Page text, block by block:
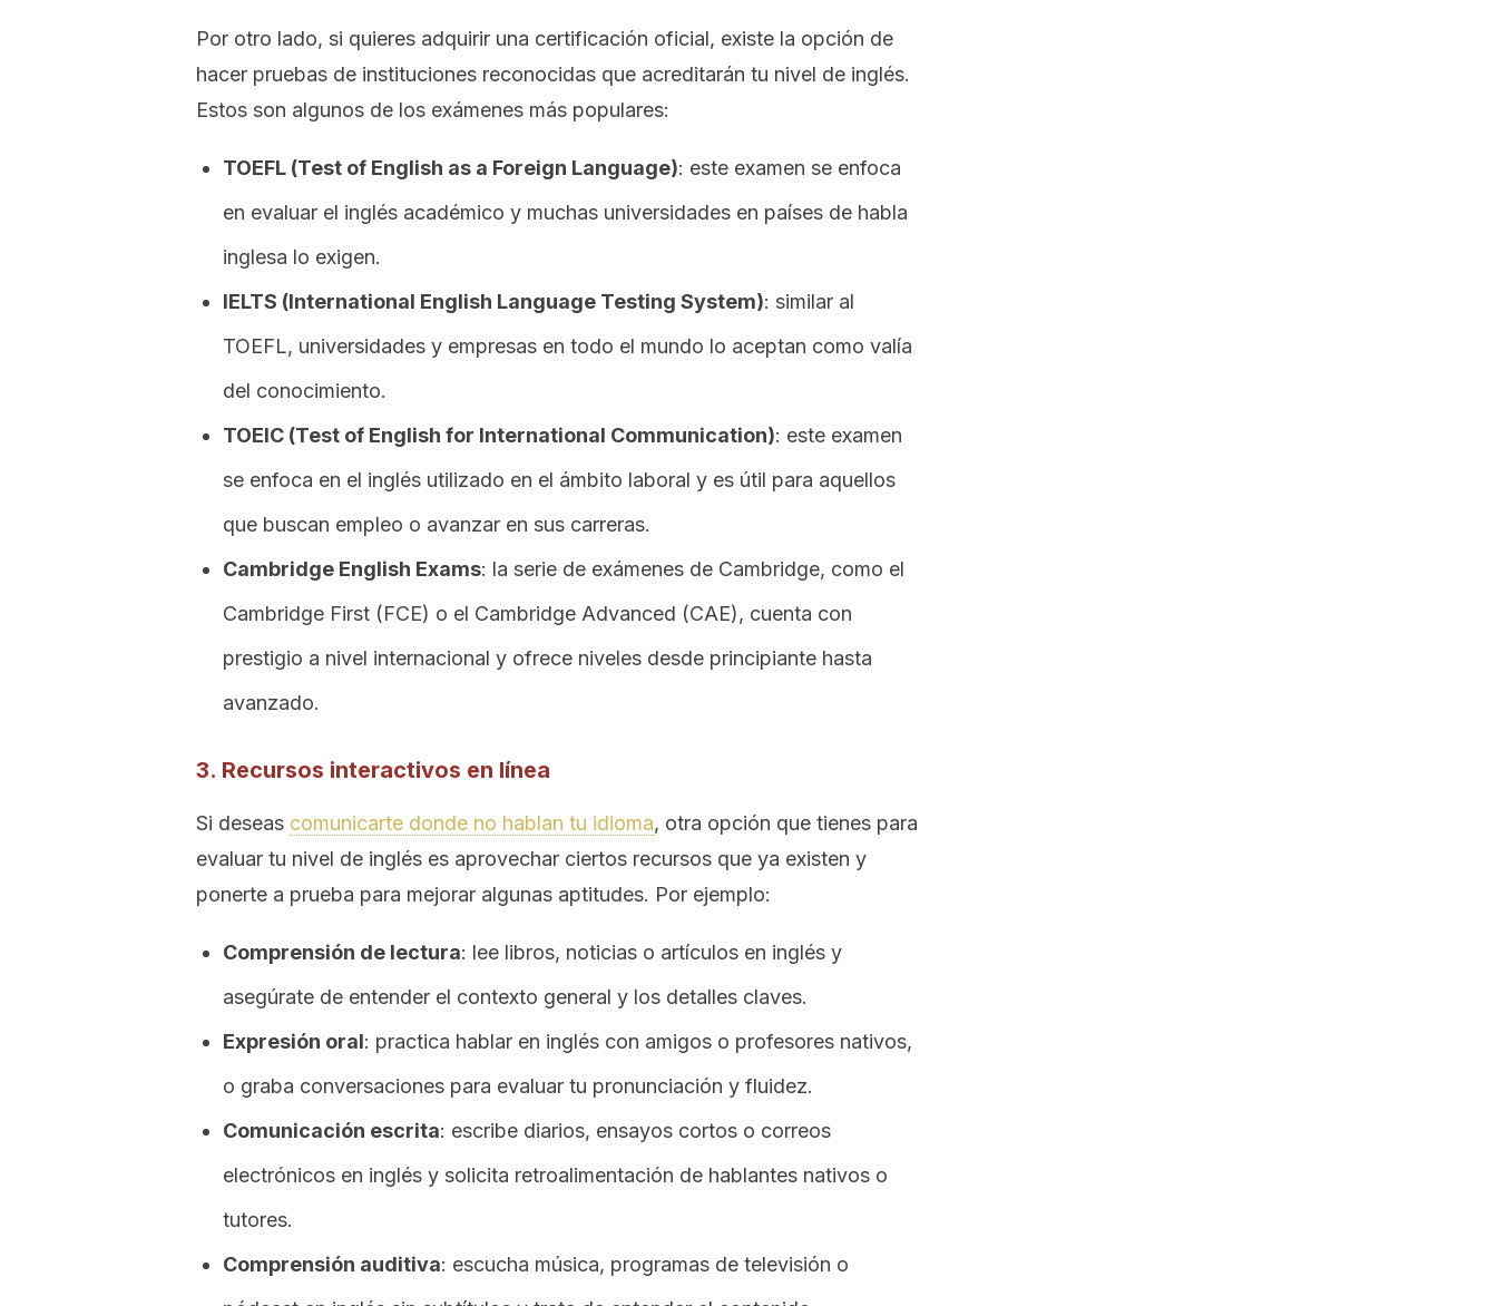
Por otro lado, si quieres adquirir una certificación oficial, existe la opción de
hacer pruebas de instituciones reconocidas que acreditarán tu nivel de inglés.
Estos son algunos de los exámenes más populares:
TOEFL (Test of English as a Foreign Language): este examen se enfoca
en evaluar el inglés académico y muchas universidades en países de habla
inglesa lo exigen.
IELTS (International English Language Testing System): similar al
TOEFL, universidades y empresas en todo el mundo lo aceptan como valía
del conocimiento.
TOEIC (Test of English for International Communication): este examen
se enfoca en el inglés utilizado en el ámbito laboral y es útil para aquellos
que buscan empleo o avanzar en sus carreras.
Cambridge English Exams: la serie de exámenes de Cambridge, como el
Cambridge First (FCE) o el Cambridge Advanced (CAE), cuenta con
prestigio a nivel internacional y ofrece niveles desde principiante hasta
avanzado.
3. Recursos interactivos en línea
Si deseas comunicarte donde no hablan tu idioma, otra opción que tienes para
evaluar tu nivel de inglés es aprovechar ciertos recursos que ya existen y
ponerte a prueba para mejorar algunas aptitudes. Por ejemplo:
Comprensión de lectura: lee libros, noticias o artículos en inglés y
asegúrate de entender el contexto general y los detalles claves.
Expresión oral: practica hablar en inglés con amigos o profesores nativos,
o graba conversaciones para evaluar tu pronunciación y fluidez.
Comunicación escrita: escribe diarios, ensayos cortos o correos
electrónicos en inglés y solicita retroalimentación de hablantes nativos o
tutores.
Comprensión auditiva: escucha música, programas de televisión o